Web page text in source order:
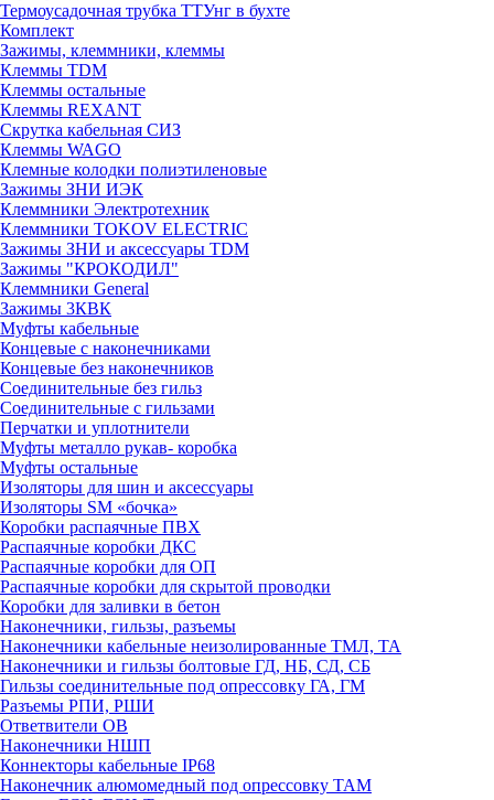
Термоусадочная трубка ТТУнг в бухте
Комплект
Зажимы, клеммники, клеммы
Клеммы TDM
Клеммы остальные
Клеммы REXANT
Скрутка кабельная СИЗ
Клеммы WAGO
Клемные колодки полиэтиленовые
Зажимы ЗНИ ИЭК
Клеммники Электротехник
Клеммники TOKOV ELECTRIC
Зажимы ЗНИ и аксессуары TDM
Зажимы "КРОКОДИЛ"
Клеммники General
Зажимы 3КВК
Муфты кабельные
Концевые с наконечниками
Концевые без наконечников
Соединительные без гильз
Соединительные с гильзами
Перчатки и уплотнители
Муфты металло рукав- коробка
Муфты остальные
Изоляторы для шин и аксессуары
Изоляторы SM «бочка»
Коробки распаячные ПВХ
Распаячные коробки ДКС
Распаячные коробки для ОП
Распаячные коробки для скрытой проводки
Коробки для заливки в бетон
Наконечники, гильзы, разъемы
Наконечники кабельные неизолированные ТМЛ, ТА
Наконечники и гильзы болтовые ГД, НБ, СД, СБ
Гильзы соединительные под опрессовку ГА, ГМ
Разъемы РПИ, РШИ
Ответвители ОВ
Наконечники НШП
Коннекторы кабельные IP68
Наконечник алюмомедный под опрессовку ТАМ